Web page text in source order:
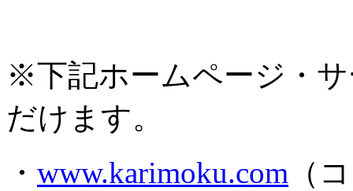
※下記ホームページ・
だけます。
・ www.karimoku.com （